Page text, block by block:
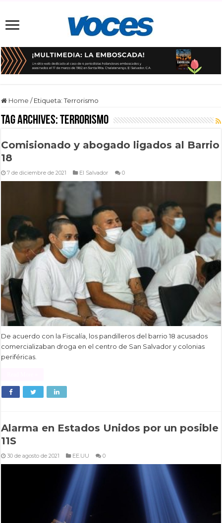
Home / Etiqueta:Terrorismo
Tag Archives:Terrorismo
Comisionado y abogado ligados al Barrio
18
7 de diciembre de 2021 El Salvador 0
De acuerdo con la Fiscalía, los pandilleros del barrio 18 acusados
comercializaban droga en el centro de San Salvador y colonias
periféricas.
Alarma en Estados Unidos por un posible
11S
30 de agosto de 2021 EE.UU 0